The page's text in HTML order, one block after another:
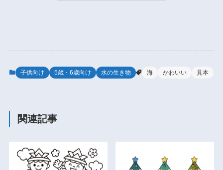
子供向け 5歳・6歳向け 水の生き物 海 かわいい 見本
関連記事